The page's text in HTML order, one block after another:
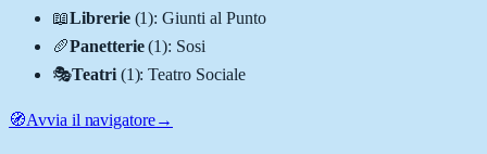
📖Librerie (1):Giunti al Punto
🥖Panetterie (1): Sosi
🎭Teatri (1):Teatro Sociale
🧭Avvia il navigatore→